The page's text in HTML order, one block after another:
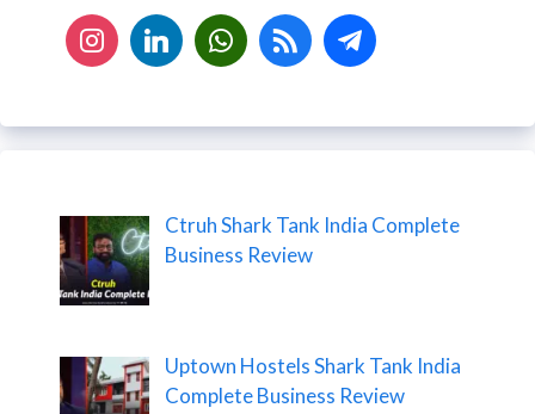
Ctruh Shark Tank India Complete
Business Review
Uptown Hostels Shark Tank India
Complete Business Review